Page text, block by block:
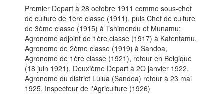
Premier Depart à 28 octobre 1911 comme sous-chef
de culture de 1ère classe (1911), puis Chef de culture
de 3ème classe (1915) à Tshimendu et Munamu;
Agronome adjoint de 1ère classe (1917) à Katentamu,
Agronome de 2ème classe (1919) à Sandoa,
Agronome de 1ère classe (1921), retour en Belgique
(18 juin 1921). Deuxième Depart à 2O janvier 1922,
Agronome du district Lulua (Sandoa) retour à 23 mai
1925. Inspecteur de l'Agriculture (1926)